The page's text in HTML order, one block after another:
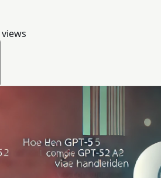
views